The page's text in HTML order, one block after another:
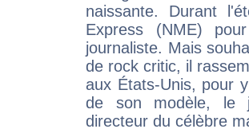
naissante. Durant
Express (NME)
journaliste. Mais
de rock critic, il
aux États-Unis, pour
de son modèle, le
directeur du célèbre